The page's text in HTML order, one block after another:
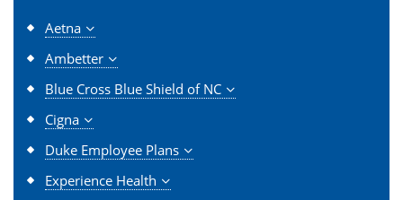
Aetna
Ambetter
Blue Cross Blue Shield of NC
Cigna
Duke Employee Plans
Experience Health